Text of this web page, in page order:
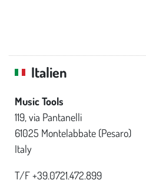
Italien
Music Tools
119, via Pantanelli
61025 Montelabbate (Pesaro)
Italy
T/F +39.0721.472.899